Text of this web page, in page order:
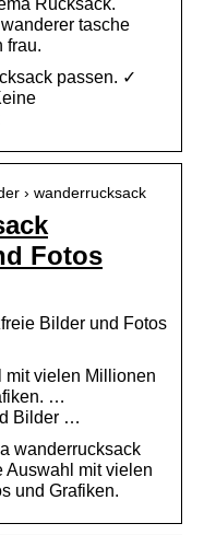
Rucksack.
tasche
frau.
passen. ✓
› wanderrucksack
Fotos
Bilder und Fotos
mit vielen Millionen
…
Bilder …
wanderrucksack
Auswahl mit vielen
und Grafiken.